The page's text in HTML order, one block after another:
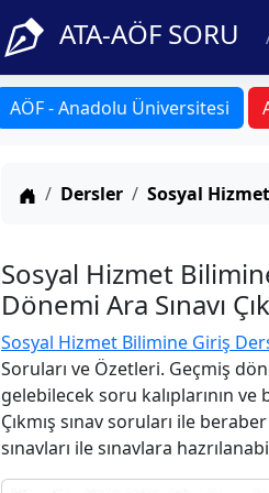
ATA-AÖF SORU
AÖF - Anadolu Üniversitesi
Anasayfa
Dersler Sosyal
Sosyal Hizmet
Dönemi Ara Sınavı
Sosyal Hizmet Bilimine Giriş
Soruları ve Özetleri. Geçmiş
gelebilecek soru kalıplarının
Çıkmış sınav soruları ile
sınavları ile sınavlara